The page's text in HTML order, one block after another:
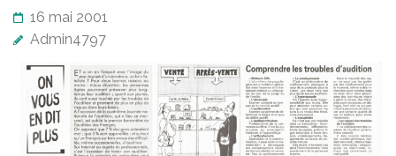
16 mai 2001
Admin4797